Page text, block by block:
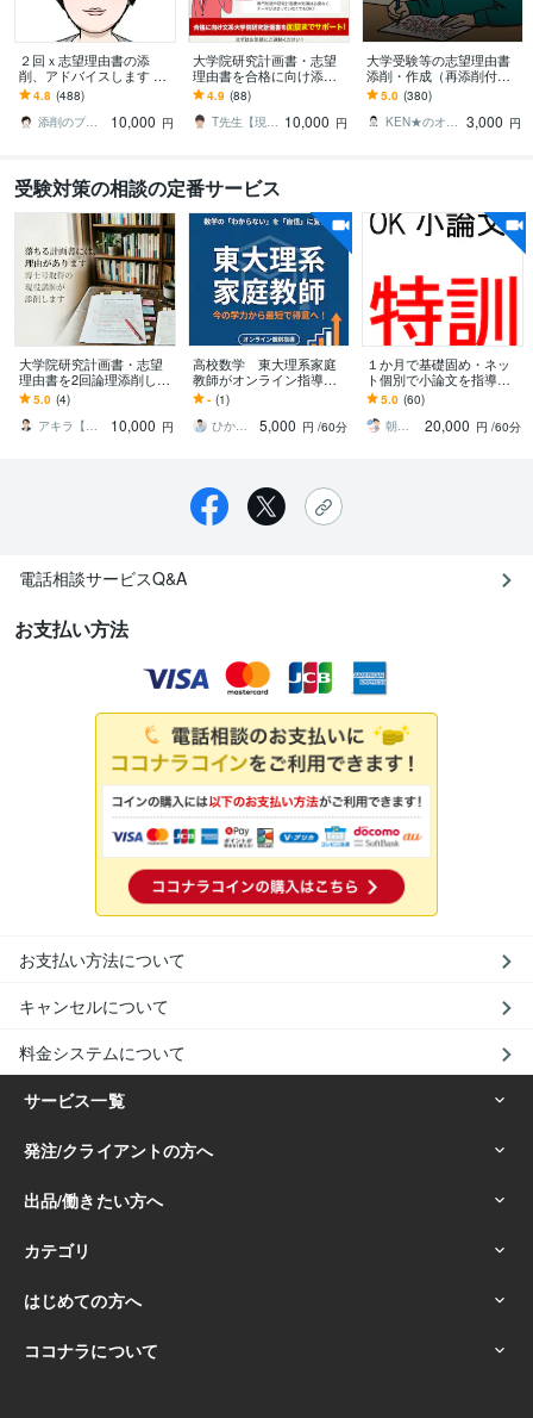
２回ｘ志望理由書の添
削、アドバイスします 大
学入試、大学院入試、専
門学校を受験される方に
4.8 (488)
添削のプロJun★受験・教育アドバイザー
10,000 円
大学院研究計画書・志望
理由書を合格に向け添削
します 元某難関大学・大
学院採用担当者が添削し
ます(面接サポート含)
4.9 (88)
T先生【現役研究者、心理学者、経営者】 10,000 円
大学受験等の志望理由書
添削・作成（再添削付）
します 予備校でも教える
添削指導歴20年のベテラ
ンによる指導です
5.0 (380)
KEN★のオンライン教室 3,000 円
受験対策の相談の定番サービス
大学院研究計画書・志望
理由書を2回論理添削しま
す リライト後の再添削ま
で込み。博士号取得の現
役講師が精読します
5.0 (4)
アキラ【現役大学講師】
10,000 円
高校数学 東大理系家庭
教師がオンライン指導し
ます 数学の「わからな
い」を自信に。今の学力
から最短で得意へ！
- (1)
ひかる 東大理系家庭教師
5,000 円 /60分
１か月で基礎固め・ネッ
ト個別で小論文を指導し
ます 大学入試小論文対策
専門ネット塾。学部学科
の専門知識も伝授！
5.0 (60)
朝田 隆
20,000 円 /60分
電話相談サービスQ&A
お支払い方法
お支払い方法について
キャンセルについて
料金システムについて